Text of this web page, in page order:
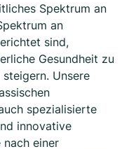
Spektrum an
an
sind,
Gesundheit zu
Unsere
spezialisierte
innovative
nach einer